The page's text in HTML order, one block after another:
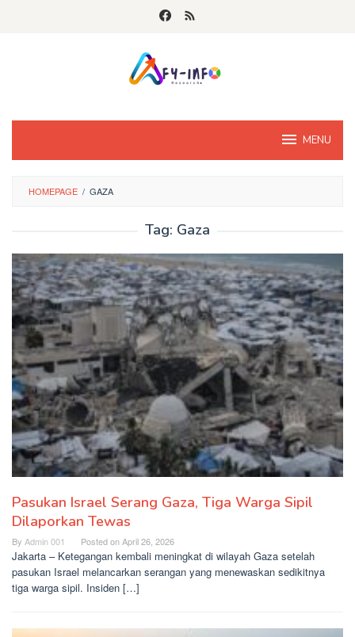
MENU
HOMEPAGE / GAZA
Tag: Gaza
Pasukan Israel Serang Gaza, Tiga Warga Sipil
Dilaporkan Tewas
By Admin 001 Posted onApril 26, 2026
Jakarta – Ketegangan kembali meningkat di wilayah Gaza setelah
pasukan Israel melancarkan serangan yang menewaskan sedikitnya
tiga warga sipil. Insiden […]